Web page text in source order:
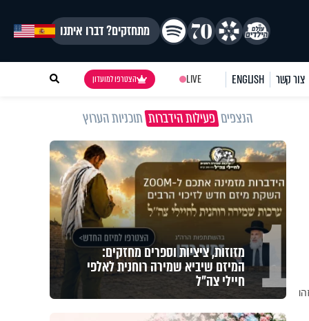
מתחזקים? דברו איתנו
צור קשר ENGLISH
LIVE הצטרפו למועדון
הנצפיםפעילות הידברותתוכניות הערוץ
1 מזוזות, ציציות וספרים מחזקים:
המיזם שיביא שמירה רוחנית לאלפי
חיילי צה"ל